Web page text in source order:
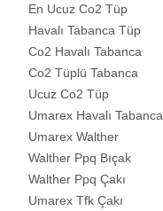
En Ucuz Co2 Tüp
Havalı Tabanca Tüp
Co2 Havalı Tabanca
Co2 Tüplü Tabanca
Ucuz Co2 Tüp
Umarex Havalı Tabanca
Umarex Walther
Walther Ppq Bıçak
Walther Ppq Çakı
Umarex Tfk Çakı